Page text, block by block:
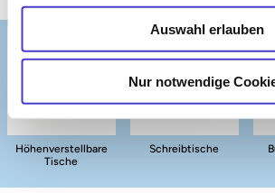
Auswahl erlauben
Nur notwendige
Höhenverstellbare
Tische
Schreibtische